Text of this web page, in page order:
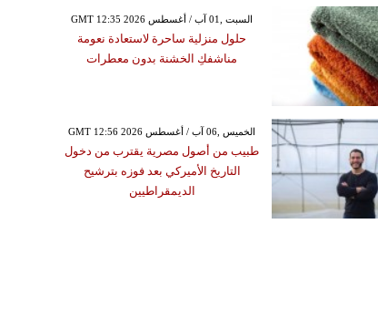
GMT 12:35 2026 السبت ,01 آب / أغسطس
حلول منزلية ساحرة لاستعادة نعومة
مناشفكِ الخشنة بدون معطرات
GMT 12:56 2026 الخميس ,06 آب / أغسطس
طبيب من أصول مصرية يقترب من دخول
التاريخ الأميركي بعد فوزه بترشيح
الديمقراطيين